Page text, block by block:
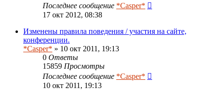
Последнее сообщение *Casper*
17 окт 2012, 08:38
Изменены правила поведения / участия на сайте,
конференции.
*Casper* » 10 окт 2011, 19:13
0 Ответы
15859 Просмотры
Последнее сообщение *Casper*
10 окт 2011, 19:13